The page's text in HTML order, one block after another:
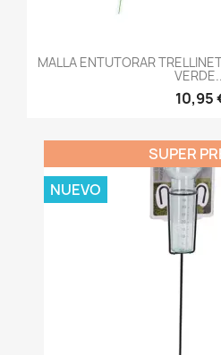
MALLA ENTUTORAR
10,95
SUPER
NUEVO